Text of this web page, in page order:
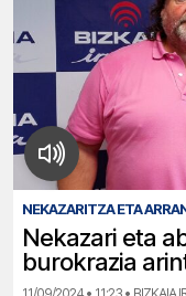
NEKAZARITZA ETA
Nekazari eta
burokrazia